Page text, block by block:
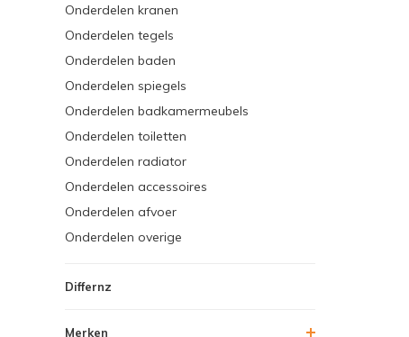
Onderdelen kranen
Onderdelen tegels
Onderdelen baden
Onderdelen spiegels
Onderdelen badkamermeubels
Onderdelen toiletten
Onderdelen radiator
Onderdelen accessoires
Onderdelen afvoer
Onderdelen overige
Differnz
Merken